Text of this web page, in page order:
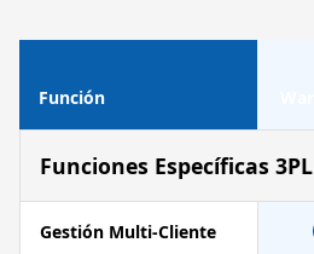
Función
Funciones Específicas 3PL
Gestión Multi-Cliente